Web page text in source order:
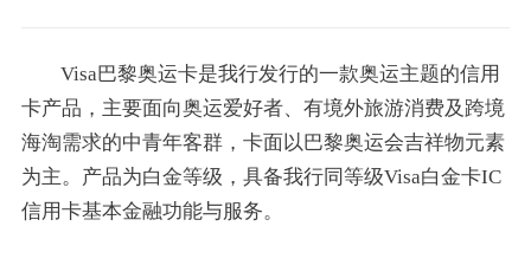
Visa巴黎奥运卡是我行发行的一款奥运主题的信用
卡产品，主要面向奥运爱好者、有境外旅游消费及跨境
海淘需求的中青年客群，卡面以巴黎奥运会吉祥物元素
为主。产品为白金等级，具备我行同等级Visa白金卡IC
信用卡基本金融功能与服务。